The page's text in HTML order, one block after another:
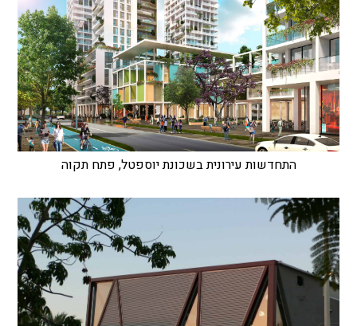
התחדשות עירונית בשכונת יוספטל, פתח תקוה